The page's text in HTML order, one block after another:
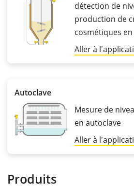
détection de
production de
cosmétiques
Aller à
Autoclave
Mesure de
en autoclave
Aller à
Produits